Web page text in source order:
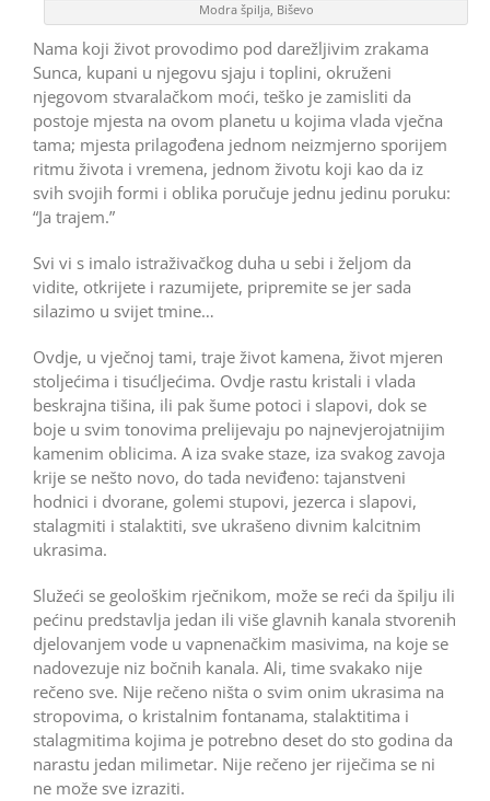
Modra špilja, Biševo
Nama koji život provodimo pod darežljivim zrakama
Sunca, kupani u njegovu sjaju i toplini, okruženi
njegovom stvaralačkom moći, teško je zamisliti da
postoje mjesta na ovom planetu u kojima vlada vječna
tama; mjesta prilagođena jednom neizmjerno sporijem
ritmu života i vremena, jednom životu koji kao da iz
svih svojih formi i oblika poručuje jednu jedinu poruku:
“Ja trajem.”
Svi vi s imalo istraživačkog duha u sebi i željom da
vidite, otkrijete i razumijete, pripremite se jer sada
silazimo u svijet tmine…
Ovdje, u vječnoj tami, traje život kamena, život mjeren
stoljećima i tisućljećima. Ovdje rastu kristali i vlada
beskrajna tišina, ili pak šume potoci i slapovi, dok se
boje u svim tonovima prelijevaju po najnevjerojatnijim
kamenim oblicima. A iza svake staze, iza svakog zavoja
krije se nešto novo, do tada neviđeno: tajanstveni
hodnici i dvorane, golemi stupovi, jezerca i slapovi,
stalagmiti i stalaktiti, sve ukrašeno divnim kalcitnim
ukrasima.
Služeći se geološkim rječnikom, može se reći da špilju ili
pećinu predstavlja jedan ili više glavnih kanala stvorenih
djelovanjem vode u vapnenačkim masivima, na koje se
nadovezuje niz bočnih kanala. Ali, time svakako nije
rečeno sve. Nije rečeno ništa o svim onim ukrasima na
stropovima, o kristalnim fontanama, stalaktitima i
stalagmitima kojima je potrebno deset do sto godina da
narastu jedan milimetar. Nije rečeno jer riječima se ni
ne može sve izraziti.